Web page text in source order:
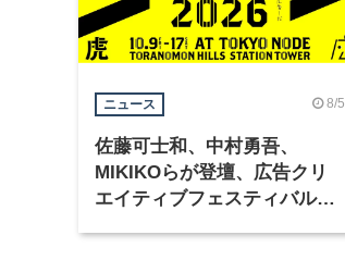
ニュース 8/5
佐藤可士和、中村勇吾、
MIKIKOらが登壇、広告クリ
エイティブフェスティバル